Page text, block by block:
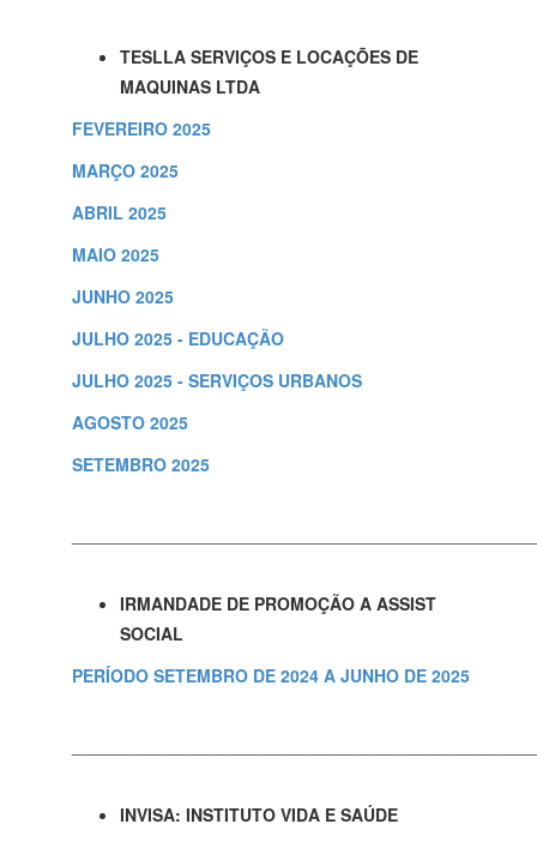
TESLLA SERVIÇOS E LOCAÇÕES DE
MAQUINAS LTDA
FEVEREIRO 2025
MARÇO 2025
ABRIL 2025
MAIO 2025
JUNHO 2025
JULHO 2025 - EDUCAÇÃO
JULHO 2025 - SERVIÇOS URBANOS
AGOSTO 2025
SETEMBRO 2025
IRMANDADE DE PROMOÇÃO A ASSIST
SOCIAL
PERÍODO SETEMBRO DE 2024 A JUNHO DE 2025
INVISA: INSTITUTO VIDA E SAÚDE